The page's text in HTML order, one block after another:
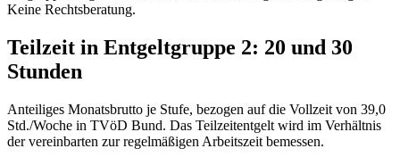
Keine Rechtsberatung.
Teilzeit in Entgeltgruppe 2: 20 und 30
Stunden
Anteiliges Monatsbrutto je Stufe, bezogen auf die Vollzeit von 39,0
Std./Woche in TVöD Bund. Das Teilzeitentgelt wird im Verhältnis
der vereinbarten zur regelmäßigen Arbeitszeit bemessen.